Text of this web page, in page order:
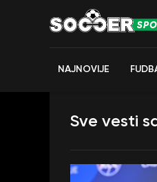
NAJNOVIJE
Sve vesti